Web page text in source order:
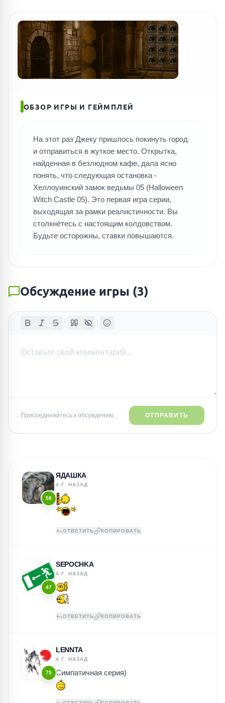
ОБЗОР ИГРЫ И ГЕЙМПЛЕЙ
На этот раз Джеку пришлось покинуть город
и отправиться в жуткое место. Открытка,
найденная в безлюдном кафе, дала ясно
понять, что следующая остановка -
Хеллоуинский замок ведьмы 05 (Halloween
Witch Castle 05). Это первая игра серии,
выходящая за рамки реалистичности. Вы
столкнётесь с настоящим колдовством.
Будьте осторожны, ставки повышаются.
Обсуждение игры (3)
Присоединяйтесь к обсуждению... ОТПРАВИТЬ
58
ЯДАШКА
4 Г. НАЗАД
ОТВЕТИТЬ КОПИРОВАТЬ
47
SEPOCHKA
4 Г. НАЗАД
ОТВЕТИТЬ КОПИРОВАТЬ
75
LENNTA
4 Г. НАЗАД
Симпатичная серия)